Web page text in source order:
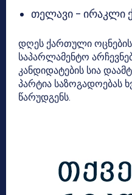
თელავი – ირაკლი
დღეს ქართული
საპარლამენტო
კანდიდატების სია
პარტია საზოგადოებას
წარუდგენს.